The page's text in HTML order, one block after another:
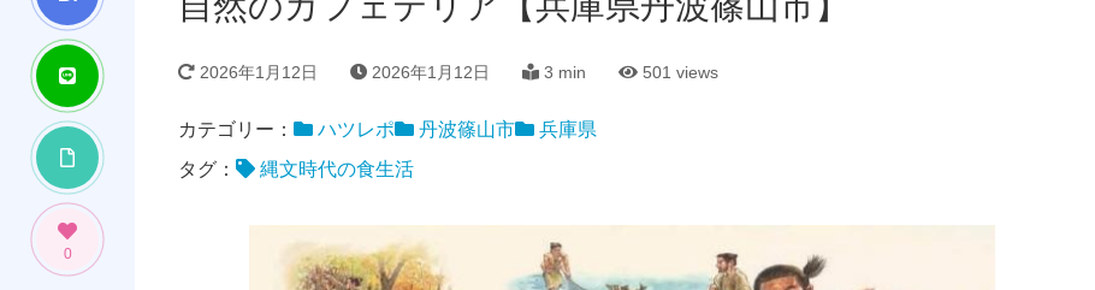
0
2026年1月12日 2026年1月12日 3 min 501 views
カテゴリー： ハツレポ 丹波篠山市
兵庫県
タグ：
縄文時代の食生活